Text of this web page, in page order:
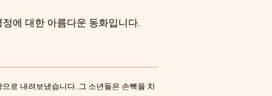
에 대한 아름다운 동화입니다.
로 내려보냈습니다. 그 소년들은 손뼉을 치